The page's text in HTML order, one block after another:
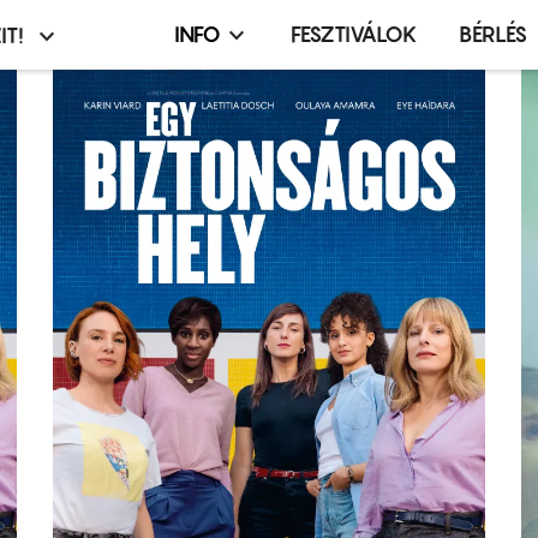
Infó,
esemény,
terembérlés
menü
INFO FESZTIVÁLOK BÉRLÉS